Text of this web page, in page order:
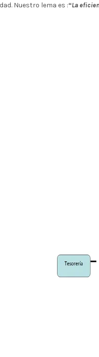
Nuestro lema es :“La